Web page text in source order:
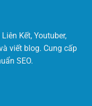
Kết, Youtuber,
viết blog. Cung cấp
SEO.